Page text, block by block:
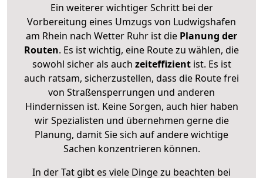
Ein weiterer wichtiger Schritt bei der
Vorbereitung eines Umzugs von Ludwigshafen
am Rhein nach Wetter Ruhr ist die Planung der
Routen. Es ist wichtig, eine Route zu wählen, die
sowohl sicher als auch zeiteffizientist. Es ist
auch ratsam, sicherzustellen, dass die Route frei
von Straßensperrungen und anderen
Hindernissen ist. Keine Sorgen, auch hier haben
wir Spezialisten und übernehmen gerne die
Planung, damit Sie sich auf andere wichtige
Sachen konzentrieren können.
In der Tat gibt es viele Dinge zu beachten bei